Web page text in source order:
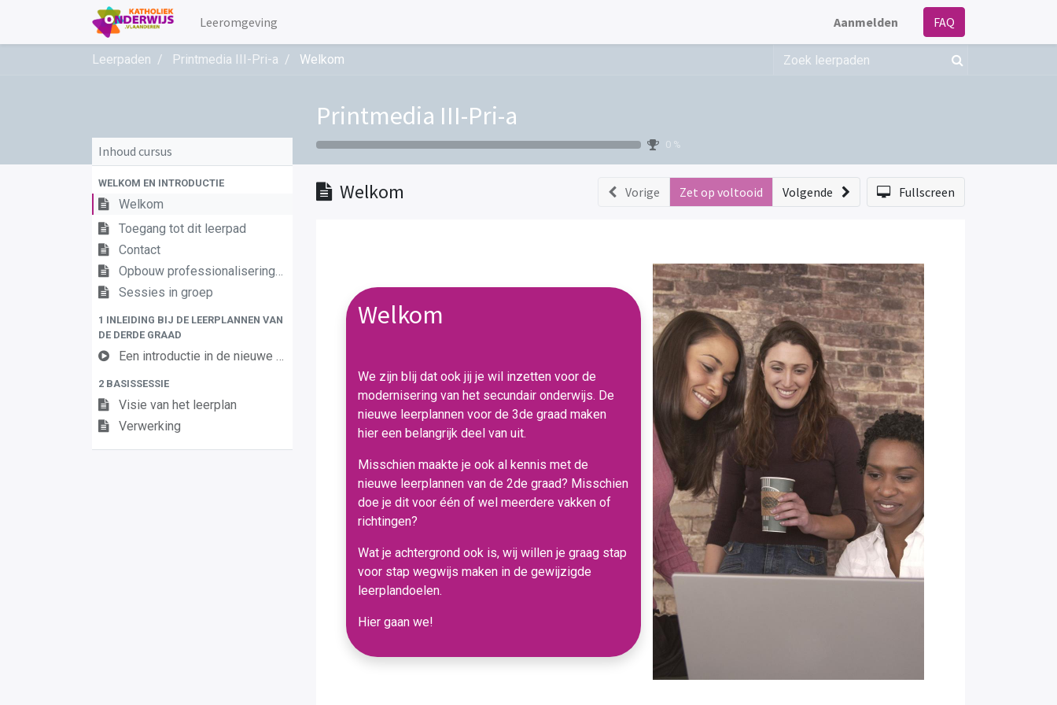
Leeromgeving Aanmelden FAQ
Leerpaden Printmedia III-Pri-a Welkom
Printmedia III-Pri-a
0 %
Inhoud cursus
WELKOM EN INTRODUCTIE
Welkom
Toegang tot dit leerpad
Contact
Opbouw professionaliseringstraject
Sessies in groep
1 INLEIDING BIJ DE LEERPLANNEN VAN
DE DERDE GRAAD
Een introductie in de nieuwe leerplannen van de derde graad
2 BASISSESSIE
Visie van het leerplan
Verwerking
Welkom Vorige Zet op voltooid Volgende Fullscreen
Welkom
We zijn blij dat ook jij je wil inzetten voor de
modernisering van het secundair onderwijs. De
nieuwe leerplannen voor de 3de graad maken
hier een belangrijk deel van uit.
Misschien maakte je ook al kennis met de
nieuwe leerplannen van de 2de graad? Misschien
doe je dit voor één of wel meerdere vakken of
richtingen?
Wat je achtergrond ook is, wij willen je graag stap
voor stap wegwijs maken in de gewijzigde
leerplandoelen.
Hier gaan we!